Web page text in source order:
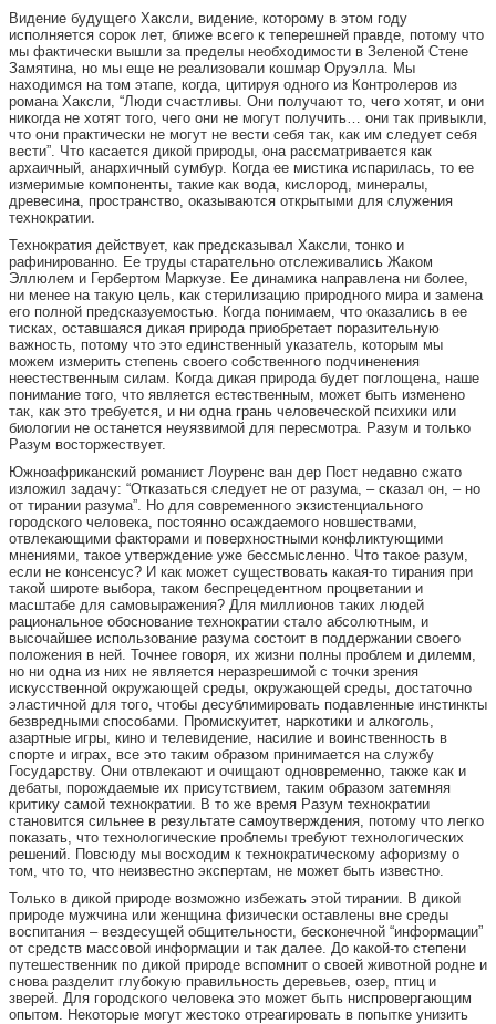
Видение будущего Хаксли, видение, которому в этом году
исполняется сорок лет, ближе всего к теперешней правде, потому что
мы фактически вышли за пределы необходимости в Зеленой Стене
Замятина, но мы еще не реализовали кошмар Оруэлла. Мы
находимся на том этапе, когда, цитируя одного из Контролеров из
романа Хаксли, “Люди счастливы. Они получают то, чего хотят, и они
никогда не хотят того, чего они не могут получить… они так привыкли,
что они практически не могут не вести себя так, как им следует себя
вести”. Что касается дикой природы, она рассматривается как
архаичный, анархичный сумбур. Когда ее мистика испарилась, то ее
измеримые компоненты, такие как вода, кислород, минералы,
древесина, пространство, оказываются открытыми для служения
технократии.
Технократия действует, как предсказывал Хаксли, тонко и
рафинированно. Ее труды старательно отслеживались Жаком
Эллюлем и Гербертом Маркузе. Ее динамика направлена ни более,
ни менее на такую цель, как стерилизацию природного мира и замена
его полной предсказуемостью. Когда понимаем, что оказались в ее
тисках, оставшаяся дикая природа приобретает поразительную
важность, потому что это единственный указатель, которым мы
можем измерить степень своего собственного подчиненения
неестественным силам. Когда дикая природа будет поглощена, наше
понимание того, что является естественным, может быть изменено
так, как это требуется, и ни одна грань человеческой психики или
биологии не останется неуязвимой для пересмотра. Разум и только
Разум восторжествует.
Южноафриканский романист Лоуренс ван дер Пост недавно сжато
изложил задачу: “Отказаться следует не от разума, – сказал он, – но
от тирании разума”. Но для современного экзистенциального
городского человека, постоянно осаждаемого новшествами,
отвлекающими факторами и поверхностными конфликтующими
мнениями, такое утверждение уже бессмысленно. Что такое разум,
если не консенсус? И как может существовать какая-то тирания при
такой широте выбора, таком беспрецедентном процветании и
масштабе для самовыражения? Для миллионов таких людей
рациональное обоснование технократии стало абсолютным, и
высочайшее использование разума состоит в поддержании своего
положения в ней. Точнее говоря, их жизни полны проблем и дилемм,
но ни одна из них не является неразрешимой с точки зрения
искусственной окружающей среды, окружающей среды, достаточно
эластичной для того, чтобы десублимировать подавленные инстинкты
безвредными способами. Промискуитет, наркотики и алкоголь,
азартные игры, кино и телевидение, насилие и воинственность в
спорте и играх, все это таким образом принимается на службу
Государству. Они отвлекают и очищают одновременно, также как и
дебаты, порождаемые их присутствием, таким образом затемняя
критику самой технократии. В то же время Разум технократии
становится сильнее в результате самоутверждения, потому что легко
показать, что технологические проблемы требуют технологических
решений. Повсюду мы восходим к технократическому афоризму о
том, что то, что неизвестно экспертам, не может быть известно.
Только в дикой природе возможно избежать этой тирании. В дикой
природе мужчина или женщина физически оставлены вне среды
воспитания – вездесущей общительности, бесконечной “информации”
от средств массовой информации и так далее. До какой-то степени
путешественник по дикой природе вспомнит о своей животной родне и
снова разделит глубокую правильность деревьев, озер, птиц и
зверей. Для городского человека это может быть ниспровергающим
опытом. Некоторые могут жестоко отреагировать в попытке унизить